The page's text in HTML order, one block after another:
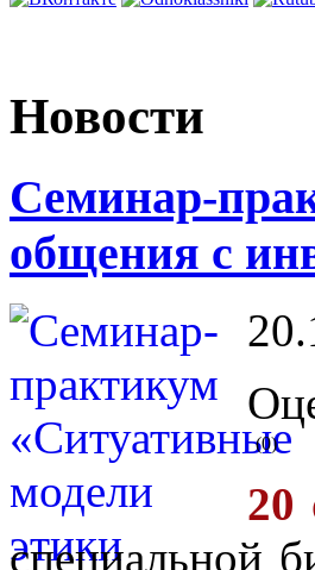
Новости
Семинар-
общения с
(0)
20
специальной